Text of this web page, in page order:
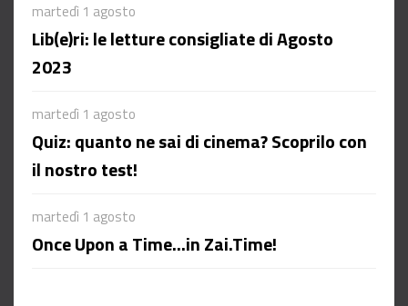
martedì 1 agosto
Lib(e)ri: le letture consigliate di Agosto
2023
martedì 1 agosto
Quiz: quanto ne sai di cinema? Scoprilo con
il nostro test!
martedì 1 agosto
Once Upon a Time...in Zai.Time!